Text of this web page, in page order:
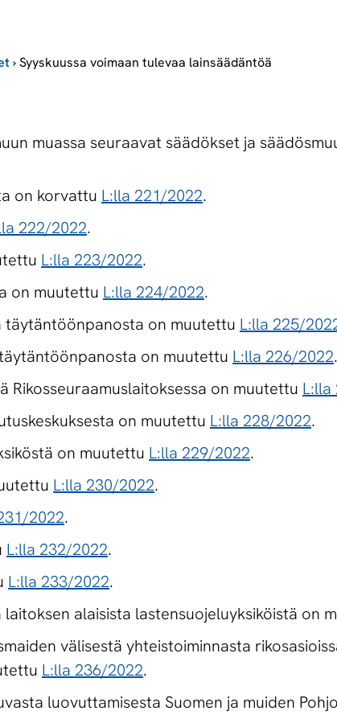
›Syyskuussa voimaan tulevaa lainsäädäntöä
muassa seuraavat säädökset ja
on korvattu L:lla 221/2022.
222/2022.
L:lla 223/2022.
on muutettu L:lla 224/2022.
täytäntöönpanosta on muutettu L:lla 225/
on muutettu L:lla 226/2022.
Rikosseuraamuslaitoksessa on muutettu L:lla
on muutettu L:lla 228/2022.
on muutettu L:lla 229/2022.
L:lla 230/2022.
2022.
L:lla 232/2022.
L:lla 233/2022.
laitoksen alaisista lastensuojeluyksiköistä on
välisestä yhteistoiminnasta
L:lla 236/2022.
luovuttamisesta Suomen ja muiden